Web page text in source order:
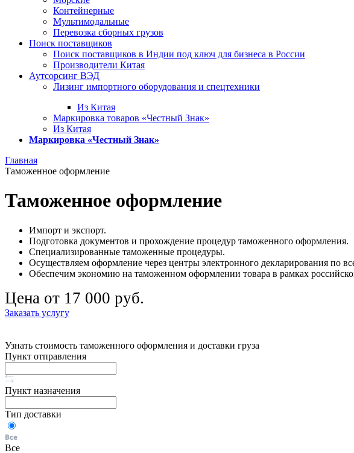
Контейнерные
Мультимодальные
Перевозка сборных грузов
Поиск поставщиков
Поиск поставщиков в Индии под ключ для бизнеса в России
Производители Китая
Аутсорсинг ВЭД
Лизинг импортного оборудования и спецтехники
Из Китая
Маркировка товаров «Честный Знак»
Из Китая
Маркировка «Честный Знак»
Главная
Таможенное оформление
Таможенное оформление
Импорт и экспорт.
Подготовка документов и прохождение процедур таможенного оформления.
Специализированные таможенные процедуры.
Осуществляем оформление через центры электронного декларирования по
Обеспечим экономию на таможенном оформлении товара в рамках
Цена от 17 000 руб.
Заказать услугу
Узнать стоимость таможенного оформления и доставки груза
Пункт отправления
Пункт назначения
Тип доставки
Все